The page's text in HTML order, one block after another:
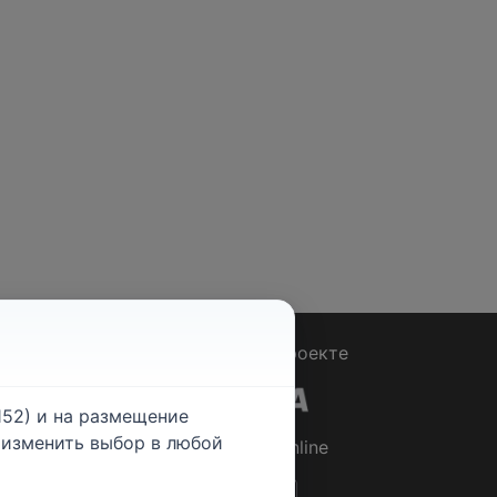
О проекте
© 2026Rabotniki.online
и на размещение
выбор в любой